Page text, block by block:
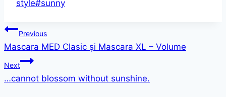
style#sunny
Post
navigation
Previous
Mascara MED Clasic şi Mascara XL – Volume
Next
…cannot blossom without sunshine.